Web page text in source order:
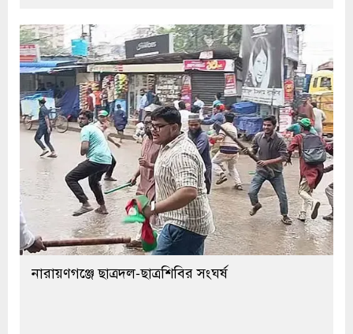
নারায়ণগঞ্জে ছাত্রদল-ছাত্রশিবির সংঘর্ষ